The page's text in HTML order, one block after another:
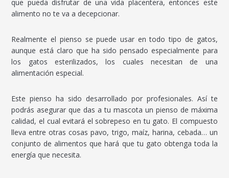
que pueda disfrutar de una vida placentera, entonces este
alimento no te va a decepcionar.
Realmente el pienso se puede usar en todo tipo de gatos,
aunque está claro que ha sido pensado especialmente para
los gatos esterilizados, los cuales necesitan de una
alimentación especial.
Este pienso ha sido desarrollado por profesionales. Así te
podrás asegurar que das a tu mascota un pienso de máxima
calidad, el cual evitará el sobrepeso en tu gato. El compuesto
lleva entre otras cosas pavo, trigo, maíz, harina, cebada… un
conjunto de alimentos que hará que tu gato obtenga toda la
energía que necesita.